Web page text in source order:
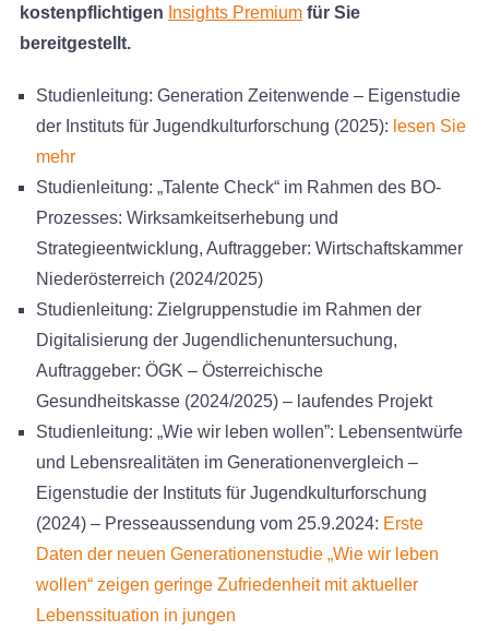
kostenpflichtigen Insights Premiumfür Sie
bereitgestellt.
Studienleitung: Generation Zeitenwende – Eigenstudie
der Instituts für Jugendkulturforschung (2025): lesen Sie
mehr
Studienleitung: „Talente Check“ im Rahmen des BO-
Prozesses: Wirksamkeitserhebung und
Strategieentwicklung, Auftraggeber: Wirtschaftskammer
Niederösterreich (2024/2025)
Studienleitung: Zielgruppenstudie im Rahmen der
Digitalisierung der Jugendlichenuntersuchung,
Auftraggeber: ÖGK – Österreichische
Gesundheitskasse (2024/2025) – laufendes Projekt
Studienleitung: „Wie wir leben wollen”: Lebensentwürfe
und Lebensrealitäten im Generationenvergleich –
Eigenstudie der Instituts für Jugendkulturforschung
(2024) – Presseaussendung vom 25.9.2024: Erste
Daten der neuen Generationenstudie „Wie wir leben
wollen“ zeigen geringe Zufrieden­heit mit aktueller
Lebenssituation in jungen